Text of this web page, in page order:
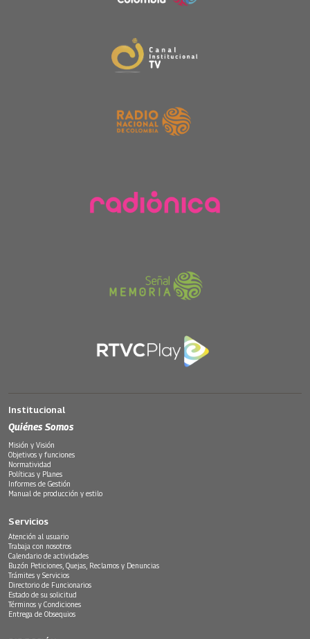
Institucional
Quiénes Somos
Misión y Visión
Objetivos y funciones
Normatividad
Políticas y Planes
Informes de Gestión
Manual de producción y estilo
Servicios
Atención al usuario
Trabaja con nosotros
Calendario de actividades
Buzón Peticiones, Quejas, Reclamos y Denuncias
Trámites y Servicios
Directorio de Funcionarios
Estado de su solicitud
Términos y Condiciones
Entrega de Obsequios